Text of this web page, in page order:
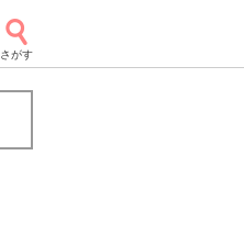
さがす